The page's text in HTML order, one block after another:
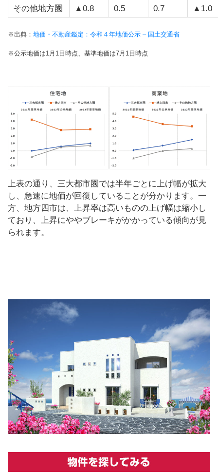
その他地方圏
▲0.8 0.5 0.7 ▲1.0
※出典： 地価・不動産鑑定：令和４年地価公示 – 国土交通省
※公示地価は1月1日時点、基準地価は7月1日時点
上表の通り、三大都市圏では半年ごとに上げ幅が拡大
し、急速に地価が回復していることが分かります。一
方、地方四市は、上昇率は高いものの上げ幅は縮小し
ており、上昇にややブレーキがかかっている傾向が見
られます。